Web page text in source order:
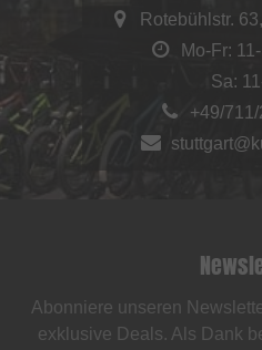
Rotebühlstr.
Mo-Fr:
Sa:
+49/
Abonniere unseren
exklusive Deals. Als Dank